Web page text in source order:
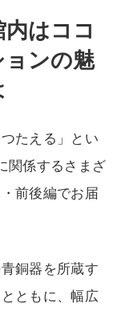
はココ
ンの魅
たえる」とい
関係するさまざ
前後編でお届
銅器を所蔵す
ともに、幅広